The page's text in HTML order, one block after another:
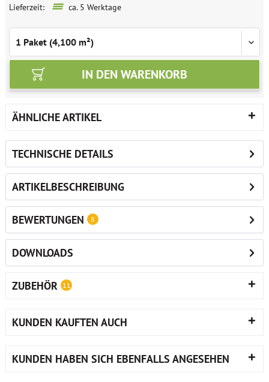
Lieferzeit: ca. 5 Werktage
IN DEN WARENKORB
ÄHNLICHE ARTIKEL
TECHNISCHE DETAILS
ARTIKELBESCHREIBUNG
BEWERTUNGEN 8
DOWNLOADS
ZUBEHÖR 11
KUNDEN KAUFTEN AUCH
KUNDEN HABEN SICH EBENFALLS ANGESEHEN